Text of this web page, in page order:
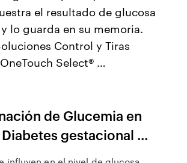
el resultado de glucosa
lo guarda en su memoria.
Control y Tiras
Select® …
de Glucemiaen
Diabetes gestacional ...